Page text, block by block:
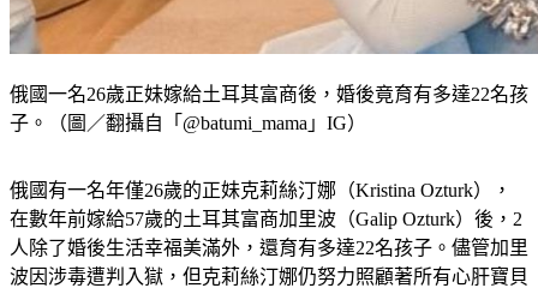
子。（圖／翻攝自「@batumi_mama」IG）
在數年前嫁給57歲的土耳其富商加里波（Galip Ozturk）後，2
人除了婚後生活幸福美滿外，還育有多達22名孩子。儘管加里
波因涉毒遭判入獄，但克莉絲汀娜仍努力照顧著所有心肝寶貝
們，並強調她與加里波會繼續「做人」，直到達成105個孩子